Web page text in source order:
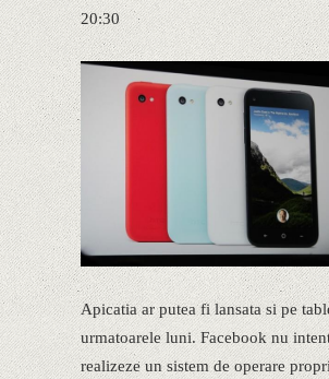
20:30
Apicatia ar putea fi lansata si pe
urmatoarele luni. Facebook nu
realizeze un sistem de operare